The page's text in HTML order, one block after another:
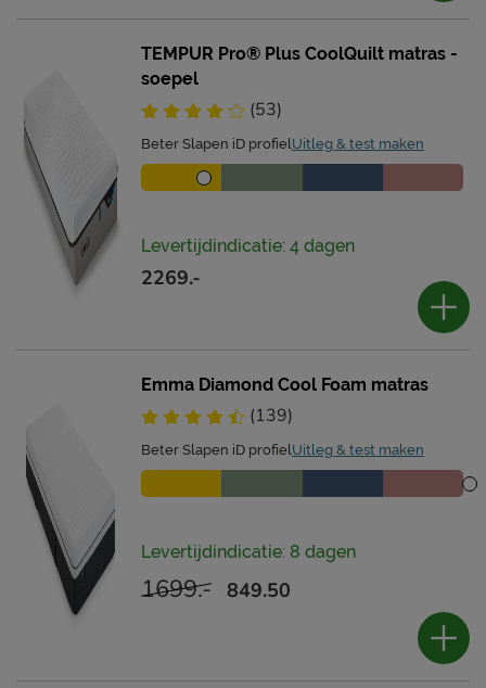
TEMPUR Pro® Plus CoolQuilt matras -
soepel
(53)
Beter Slapen iD profielUitleg & test maken
Levertijdindicatie: 4 dagen
2269.-
Emma Diamond Cool Foam matras
(139)
Beter Slapen iD profielUitleg & test maken
Levertijdindicatie: 8 dagen
1699.- 849.50